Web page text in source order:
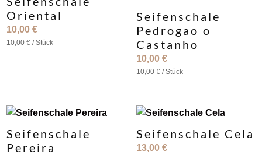
Oriental
10,00€
10,00€ /Stück
Seifenschale
Pedrogao o
Castanho
10,00 €
10,00 €/Stück
Seifenschale
Pereira
Seifenschale Cela
13,00 €